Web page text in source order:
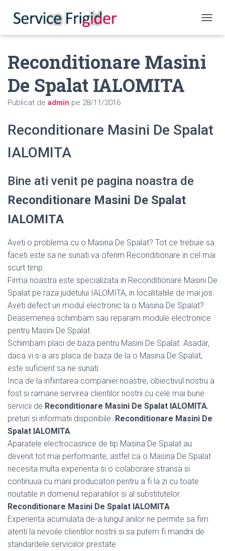
Reconditionare Masini
De Spalat IALOMITA
Publicat de admin pe 28/11/2016
Reconditionare Masini De Spalat
IALOMITA
Bine ati venit pe pagina noastra de
Reconditionare Masini De Spalat
IALOMITA
Aveti o problema cu o Masina De Spalat? Tot ce trebuie sa
faceti este sa ne sunati va oferim Reconditionare in cel mai
scurt timp.
Firma noastra este specializata in Reconditionare Masini De
Spalat pe raza judetului IALOMITA, in localitatiile de mai jos.
Aveti defect un modul electronic la o Masina De Spalat?
Deasemenea schimbam sau reparam module electronice
pentru Masini De Spalat
Schimbam placi de baza pentru Masini De Spalat. Asadar,
daca vi s-a ars placa de baza de la o Masina De Spalat,
este suficient sa ne sunati.
Inca de la infiintarea companiei noastre, obiectivul nostru a
fost si ramane servirea clientilor nostrii cu cele mai bune
servicii de Reconditionare Masini De Spalat IALOMITA,
preturi si informatii disponibile. Reconditionare Masini De
Spalat IALOMITA
Aparatele electrocasnice de tip Masina De Spalat au
devenit tot mai performante, astfel ca o Masina De Spalat
necesita multa experienta si o colaborare stransa si
continuua cu marii producatori pentru a fi la zi cu toate
noutatile in domeniul reparatiilor si al substitutelor.
Reconditionare Masini De Spalat IALOMITA
Experienta acumulata de-a lungul anilor ne permite sa fim
atenti la nevoile clientilor nostrii si sa putem fi mandrii de
standardele serviciilor prestate.